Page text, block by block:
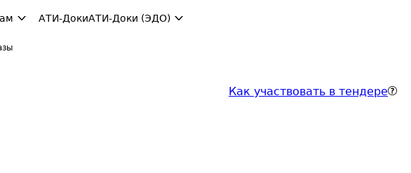
АТИ-ДокиАТИ-Доки (ЭДО)
Как участвовать в тендере